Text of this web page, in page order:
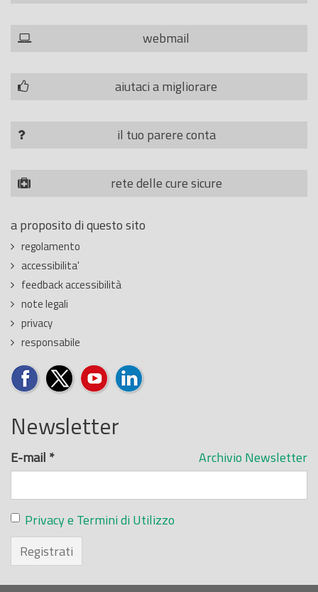
webmail
aiutaci a migliorare
il tuo parere conta
rete delle cure sicure
a proposito di questo sito
regolamento
accessibilita'
feedback accessibilità
note legali
privacy
responsabile
Newsletter
Archivio Newsletter
E-mail *
Privacy e Termini di Utilizzo
Registrati